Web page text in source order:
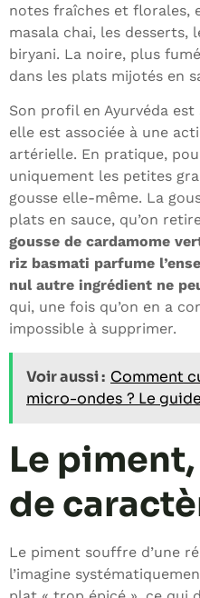
notes fraîches et florales,
masala chai, les
biryani. La noire, plus
dans les plats mijotés en
Son profil en Ayurvéda
elle est associée à une
artérielle. En pratique,
uniquement les petites
gousse elle-même. La
plats en sauce, qu’on
gousse de cardamome
riz basmati parfume
nul autre ingrédient ne
qui, une fois qu’on en a
impossible à supprimer.
Voir aussi : Comment
micro-ondes ? Le
Le
de
Le piment souffre d’une
l’imagine